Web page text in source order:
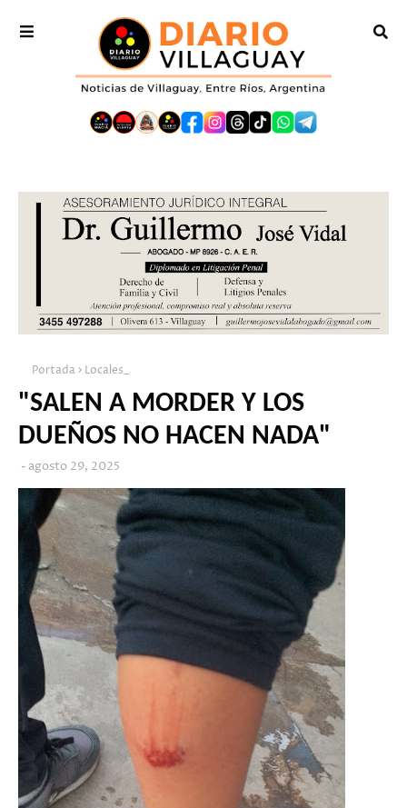
Portada Locales_
"SALEN A MORDER Y LOS
DUEÑOS NO HACEN NADA"
agosto 29, 2025